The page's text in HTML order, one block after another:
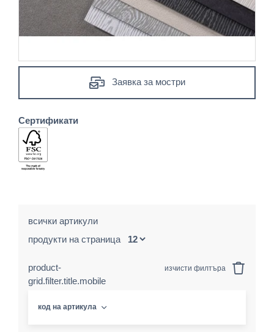
Заявка за мостри
Сертификати
всички артикули
продукти на страница
product-
grid.filter.title.mobile
изчисти филтъра
код на артикула